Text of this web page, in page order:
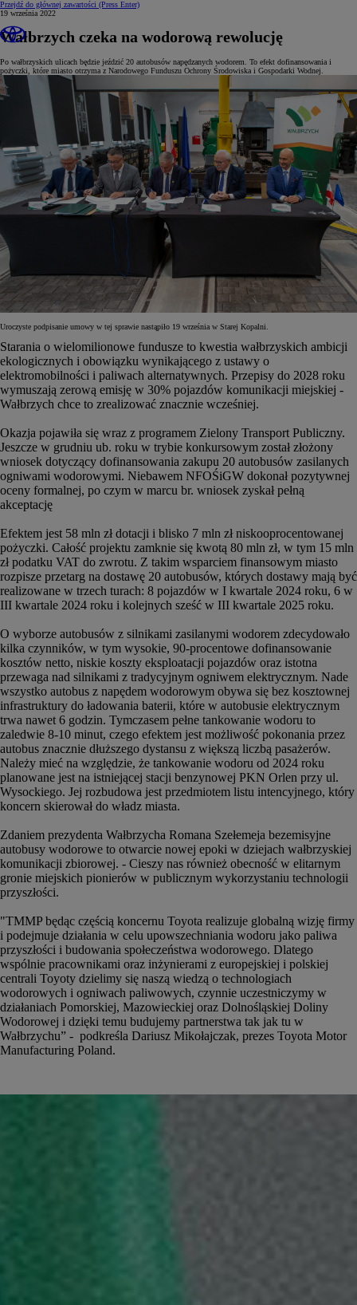
Przejdź do głównej zawartości (Press Enter)
19 września 2022
Wałbrzych czeka na wodorową rewolucję
Po wałbrzyskich ulicach będzie jeździć 20 autobusów napędzanych wodorem. To efekt dofinansowania i
pożyczki, które miasto otrzyma z Narodowego Funduszu Ochrony Środowiska i Gospodarki Wodnej.
Uroczyste podpisanie umowy w tej sprawie nastąpiło 19 września w Starej Kopalni.
Starania o wielomilionowe fundusze to kwestia wałbrzyskich ambicji
ekologicznych i obowiązku wynikającego z ustawy o
elektromobilności i paliwach alternatywnych. Przepisy do 2028 roku
wymuszają zerową emisję w 30% pojazdów komunikacji miejskiej -
Wałbrzych chce to zrealizować znacznie wcześniej.
Okazja pojawiła się wraz z programem Zielony Transport Publiczny.
Jeszcze w grudniu ub. roku w trybie konkursowym został złożony
wniosek dotyczący dofinansowania zakupu 20 autobusów zasilanych
ogniwami wodorowymi. Niebawem NFOŚiGW dokonał pozytywnej
oceny formalnej, po czym w marcu br. wniosek zyskał pełną
akceptację
Efektem jest 58 mln zł dotacji i blisko 7 mln zł niskooprocentowanej
pożyczki. Całość projektu zamknie się kwotą 80 mln zł, w tym 15 mln
zł podatku VAT do zwrotu. Z takim wsparciem finansowym miasto
rozpisze przetarg na dostawę 20 autobusów, których dostawy mają być
realizowane w trzech turach: 8 pojazdów w I kwartale 2024 roku, 6 w
III kwartale 2024 roku i kolejnych sześć w III kwartale 2025 roku.
O wyborze autobusów z silnikami zasilanymi wodorem zdecydowało
kilka czynników, w tym wysokie, 90-procentowe dofinansowanie
kosztów netto, niskie koszty eksploatacji pojazdów oraz istotna
przewaga nad silnikami z tradycyjnym ogniwem elektrycznym. Nade
wszystko autobus z napędem wodorowym obywa się bez kosztownej
infrastruktury do ładowania baterii, które w autobusie elektrycznym
trwa nawet 6 godzin. Tymczasem pełne tankowanie wodoru to
zaledwie 8-10 minut, czego efektem jest możliwość pokonania przez
autobus znacznie dłuższego dystansu z większą liczbą pasażerów.
Należy mieć na względzie, że tankowanie wodoru od 2024 roku
planowane jest na istniejącej stacji benzynowej PKN Orlen przy ul.
Wysockiego. Jej rozbudowa jest przedmiotem listu intencyjnego, który
koncern skierował do władz miasta.
Zdaniem prezydenta Wałbrzycha Romana Szełemeja bezemisyjne
autobusy wodorowe to otwarcie nowej epoki w dziejach wałbrzyskiej
komunikacji zbiorowej. - Cieszy nas również obecność w elitarnym
gronie miejskich pionierów w publicznym wykorzystaniu technologii
przyszłości.
"TMMP będąc częścią koncernu Toyota realizuje globalną wizję firmy
i podejmuje działania w celu upowszechniania wodoru jako paliwa
przyszłości i budowania społeczeństwa wodorowego. Dlatego
wspólnie pracownikami oraz inżynierami z europejskiej i polskiej
centrali Toyoty dzielimy się naszą wiedzą o technologiach
wodorowych i ogniwach paliwowych, czynnie uczestniczymy w
działaniach Pomorskiej, Mazowieckiej oraz Dolnośląskiej Doliny
Wodorowej i dzięki temu budujemy partnerstwa tak jak tu w
Wałbrzychu” - podkreśla Dariusz Mikołajczak, prezes Toyota Motor
Manufacturing Poland.